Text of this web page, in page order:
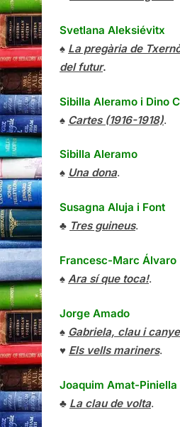
Svetlana Aleksiévitx
♠ La pregària de
del futur.
Sibilla Aleramo i Dino
♠ Cartes (1916-1918).
Sibilla Aleramo
♠ Una dona.
Susagna Aluja i Font
♣ Tres guineus.
Francesc-Marc Álvaro
♠ Ara sí que toca!.
Jorge Amado
♠ Gabriela, clau i
♥ Els vells mariners.
Joaquim Amat-Piniella
♣ La clau de volta.